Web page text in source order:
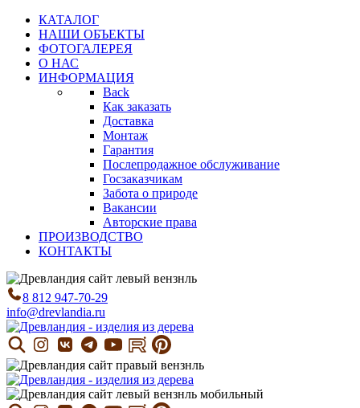
КАТАЛОГ
НАШИ ОБЪЕКТЫ
ФОТОГАЛЕРЕЯ
О НАС
ИНФОРМАЦИЯ
Back
Как заказать
Доставка
Монтаж
Гарантия
Послепродажное обслуживание
Госзаказчикам
Забота о природе
Вакансии
Авторские права
ПРОИЗВОДСТВО
КОНТАКТЫ
8 812 947-70-29
info@drevlandia.ru